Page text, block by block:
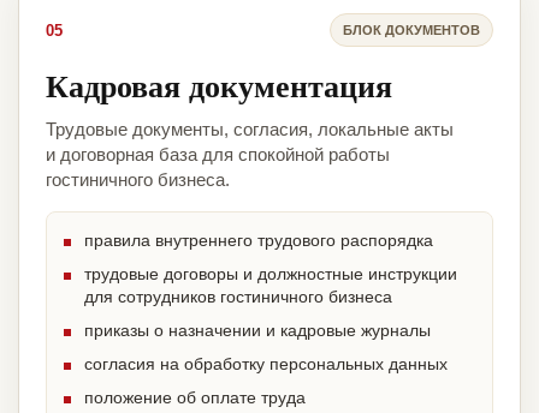
05 БЛОК ДОКУМЕНТОВ
Кадровая документация
Трудовые документы, согласия, локальные акты
и договорная база для спокойной работы
гостиничного бизнеса.
правила внутреннего трудового распорядка
трудовые договоры и должностные инструкции
для сотрудников гостиничного бизнеса
приказы о назначении и кадровые журналы
согласия на обработку персональных данных
положение об оплате труда